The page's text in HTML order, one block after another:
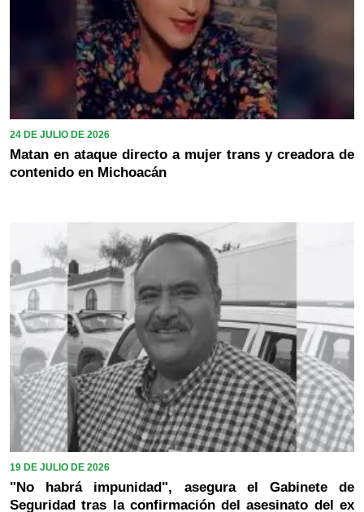
24 DE JULIO DE 2026
Matan en ataque directo a mujer trans y creadora de
contenido en Michoacán
19 DE JULIO DE 2026
"No habrá impunidad", asegura el Gabinete de
Seguridad tras la confirmación del asesinato del ex